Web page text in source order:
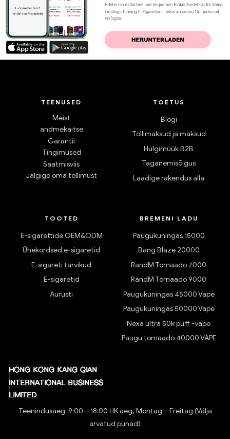
TEENUSED
Meist
andmekaitse
Garantii
Tingimused
Saatmisviis
Jälgige oma tellimust
TOETUS
Blogi
Tollimaksud ja maksud
Hulgimüük B2B
Taganemisõigus
Laadige rakendus alla
TOOTED
E-sigarettide OEM&ODM
Ühekordsed e-sigaretid
E-sigareti tarvikud
E-sigaretid
Aurusti
BREMENI LADU
Paugukuningas 15000
Bang Blaze 20000
RandM Tornaado 7000
RandM Tornaado 9000
Paugukuningas 45000 Vape
Paugukuningas 50000 Vape
Nexa ultra 50k puff -vape
Paugu tornaado 40000 VAPE
Teenindusaeg: 9:00 – 18:00 HK aeg, Montag – Freitag (Välja
arvatud pühad)